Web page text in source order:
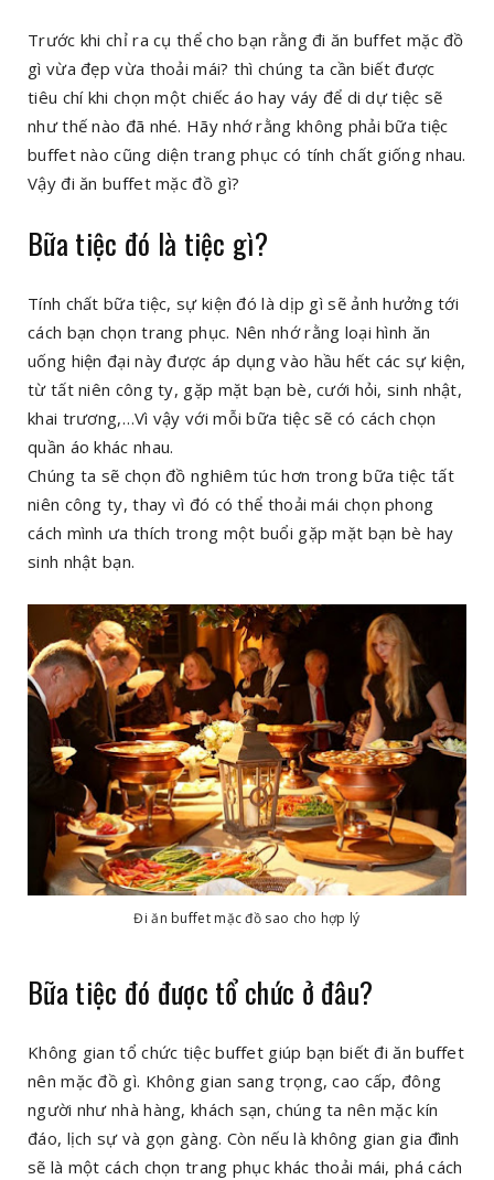
Trước khi chỉ ra cụ thể cho bạn rằng đi ăn buffet mặc đồ
gì vừa đẹp vừa thoải mái? thì chúng ta cần biết được
tiêu chí khi chọn một chiếc áo hay váy để di dự tiệc sẽ
như thế nào đã nhé. Hãy nhớ rằng không phải bữa tiệc
buffet nào cũng diện trang phục có tính chất giống nhau.
Vậy đi ăn buffet mặc đồ gì?
Bữa tiệc đó là tiệc gì?
Tính chất bữa tiệc, sự kiện đó là dịp gì sẽ ảnh hưởng tới
cách bạn chọn trang phục. Nên nhớ rằng loại hình ăn
uống hiện đại này được áp dụng vào hầu hết các sự kiện,
từ tất niên công ty, gặp mặt bạn bè, cưới hỏi, sinh nhật,
khai trương,…Vì vậy với mỗi bữa tiệc sẽ có cách chọn
quần áo khác nhau.
Chúng ta sẽ chọn đồ nghiêm túc hơn trong bữa tiệc tất
niên công ty, thay vì đó có thể thoải mái chọn phong
cách mình ưa thích trong một buổi gặp mặt bạn bè hay
sinh nhật bạn.
Đi ăn buffet mặc đồ sao cho hợp lý
Bữa tiệc đó được tổ chức ở đâu?
Không gian tổ chức tiệc buffet giúp bạn biết đi ăn buffet
nên mặc đồ gì. Không gian sang trọng, cao cấp, đông
người như nhà hàng, khách sạn, chúng ta nên mặc kín
đáo, lịch sự và gọn gàng. Còn nếu là không gian gia đình
sẽ là một cách chọn trang phục khác thoải mái, phá cách